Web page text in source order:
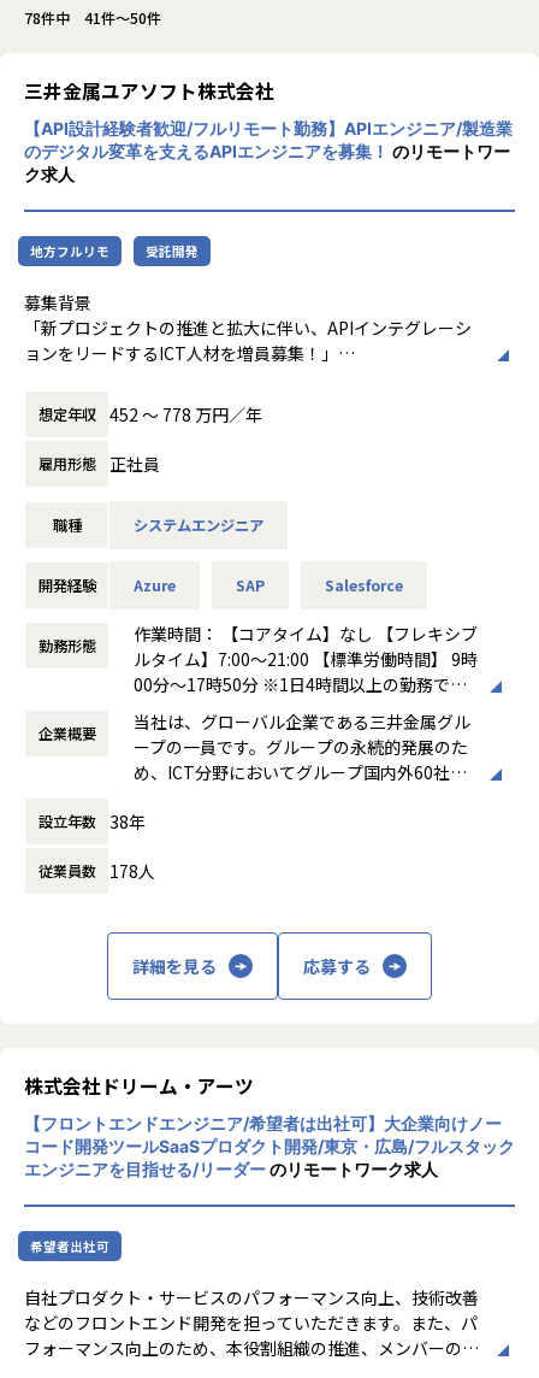
78件中 41件～50件
三井金属ユアソフト株式会社
【API設計経験者歓迎/フルリモート勤務】APIエンジニア/製造業
のデジタル変革を支えるAPIエンジニアを募集！ のリモートワー
ク求人
地方フルリモ 受託開発
募集背景
「新プロジェクトの推進と拡大に伴い、APIインテグレーシ
ョンをリードするICT人材を増員募集！」
当社では、新たなプロジェクトの始動に伴い、システム間の
連携強化とデータ利活用の加速化を目指しています。すでに
先行導入済みの事業部での運用保守業務に加え、今後は他事
業部や関係会社への展開を視野に入れた導入プロジェクトを
ジニアを募集します。
APIインテグレーションやシステム間のデータ連携を活用
していける人材を求めています。
化を推進するエンジニアを募集！」
当社では、APIインテグレーションとシステム導入を通じ
するエンジニアを募集しています。MulesoftやPowercenter
を使用した導入プロジェクトに加え、製造現場での業務改善
に取り組んだ経験を活かし、現場でのシステム活用を支援い
【具体的な業務内容】
・ 製造現場向けのシステム導入・APIインテグレーション: M
や、現場のニーズに応じた業務改善提案を行い、効率化を支
援
・ 製造現場での経験を活かした提案: 製造現場における課題
をヒアリングし、業務プロセスに適したシステム改善を推進
このポジションでは、製造現場での業務フローの理解と、AP
Iを駆使したシステム連携のスキルを融合させ、現場のデジタ
ル化をリードしていただきます。
業務の魅力
【自らアジャイルにプロジェクトを推進できる 】
要件定義からツール作成まで、アジャイル手法でプロジェク
トをリードしていただきます。DXプロジェクトでは、上流か
想定年収 452 〜 778 万円／年
雇用形態 正社員
職種 システムエンジニア
開発経験 Azure SAP Salesforce
勤務形態
作業時間： 【コアタイム】なし 【フレキシブ
ルタイム】7:00～21:00 【標準労働時間】 9時
00分～17時50分 ※1日4時間以上の勤務で出
勤扱い
働き方：フルフレックス制
時間外労働の有無： 有（月平均13.7時間）
休憩時間： 60分
企業概要
当社は、グローバル企業である三井金属グル
ープの一員です。グループの永続的発展のた
め、ICT分野においてグループ国内外60社の
★特徴★
・「テレワーク勤務」を基本とした働き方
・文系であっても、コンサルタントとして高
い技術力が身につく「教育制度」
設立年数 38年
従業員数 178人
詳細を見る 応募する
株式会社ドリーム・アーツ
【フロントエンドエンジニア/希望者は出社可】大企業向けノー
コード開発ツールSaaSプロダクト開発/東京・広島/フルスタック
エンジニアを目指せる/リーダーのリモートワーク求人
希望者出社可
自社プロダクト・サービスのパフォーマンス向上、技術改善
などのフロントエンド開発を担っていただきます。また、パ
フォーマンス向上のため、本役割組織の推進、メンバーの目